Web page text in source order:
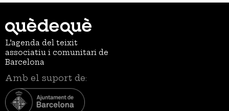
L’agenda del teixit
associatiu i comunitari de
Barcelona
Amb el suport de: